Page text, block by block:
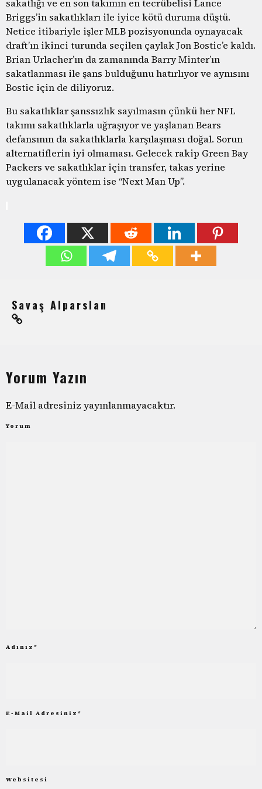
sakatlığı ve en son takımın en tecrübelisi Lance
Briggs’in sakatlıkları ile iyice kötü duruma düştü.
Netice itibariyle işler MLB pozisyonunda oynayacak
draft’ın ikinci turunda seçilen çaylak Jon Bostic’e kaldı.
Brian Urlacher’ın da zamanında Barry Minter’ın
sakatlanması ile şans bulduğunu hatırlıyor ve aynısını
Bostic için de diliyoruz.
Bu sakatlıklar şanssızlık sayılmasın çünkü her NFL
takımı sakatlıklarla uğraşıyor ve yaşlanan Bears
defansının da sakatlıklarla karşılaşması doğal. Sorun
alternatiflerin iyi olmaması. Gelecek rakip Green Bay
Packers ve sakatlıklar için transfer, takas yerine
uygulanacak yöntem ise “Next Man Up”.
Savaş Alparslan
Yorum Yazın
E-Mail adresiniz yayınlanmayacaktır.
Yorum
Adınız *
E-Mail Adresiniz *
Websitesi